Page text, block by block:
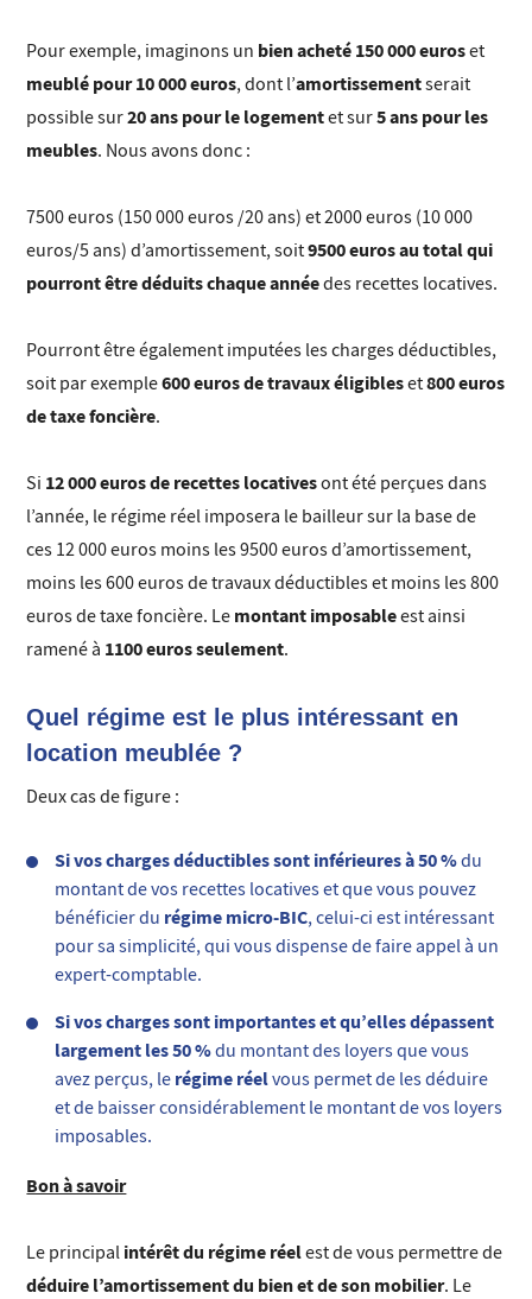
Pour exemple, imaginons un bien acheté 150 000 euroset
meublé pour 10 000 euros, dont l’amortissementserait
possible sur20 ans pour le logementet sur5 ans pour les
meubles. Nous avons donc :
7500 euros (150 000 euros /20 ans) et 2000 euros (10 000
euros/5 ans) d’amortissement, soit9500 euros au total qui
pourront être déduits chaque annéedes recettes locatives.
Pourront être également imputées les charges déductibles,
soit par exemple600 euros de travaux éligibleset800 euros
de taxe foncière.
Si 12 000 euros de recettes locativesont été perçues dans
l’année, le régime réel imposera le bailleur sur la base de
ces 12 000 euros moins les 9500 euros d’amortissement,
moins les 600 euros de travaux déductibles et moins les 800
euros de taxe foncière. Le montant imposableest ainsi
ramené à 1100 euros seulement.
Quel régime est le plus intéressant en
location meublée ?
Deux cas de figure :
Si vos charges déductibles sont inférieures à 50 %du
montant de vos recettes locatives et que vous pouvez
bénéficier du régime micro-BIC, celui-ci est intéressant
pour sa simplicité, qui vous dispense de faire appel à un
expert-comptable.
Si vos charges sont importantes et qu’elles dépassent
largement les 50 %du montant des loyers que vous
avez perçus, le régime réelvous permet de les déduire
et de baisser considérablement le montant de vos loyers
imposables.
Bon à savoir
Le principal intérêt du régime réelest de vous permettre de
déduire l’amortissement du bien et de son mobilier. Le